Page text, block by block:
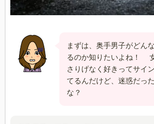
まずは、奥手男子がどん
るのか知りたいよね！
さりげなく好きってサイ
てるんだけど、迷惑だっ
な？